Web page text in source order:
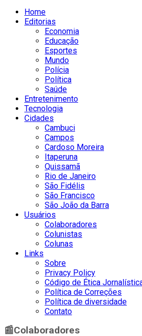
Home
Editorias
Economia
Educação
Esportes
Mundo
Polícia
Política
Saúde
Entretenimento
Tecnologia
Cidades
Cambuci
Campos
Cardoso Moreira
Itaperuna
Quissamã
Rio de Janeiro
São Fidélis
São Francisco
São João da Barra
Usuários
Colaboradores
Colunistas
Colunas
Links
Sobre
Privacy Policy
Código de Ética
Política de Correções
Política de diversidade
Contato
📰Colaboradores